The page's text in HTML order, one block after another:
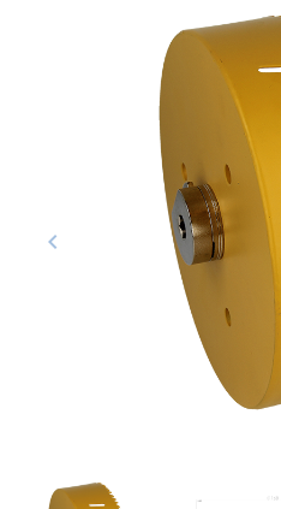
Vorige
keyboard_arrow_left